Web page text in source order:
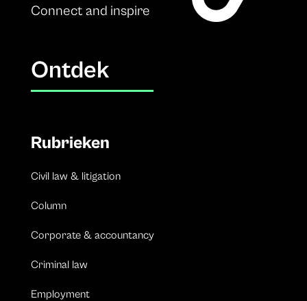
Connect and inspire
Ontdek
Rubrieken
Civil law & litigation
Column
Corporate & accountancy
Criminal law
Employment